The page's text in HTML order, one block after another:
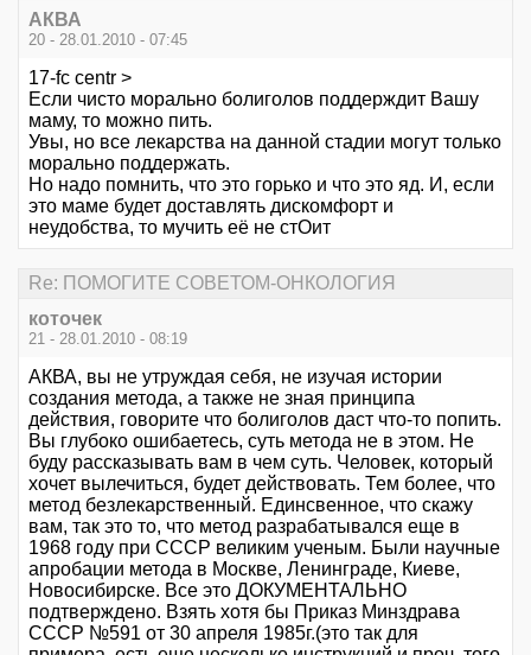
АКВА
20 - 28.01.2010 - 07:45
17-fc centr >
Если чисто морально болиголов поддерждит Вашу
маму, то можно пить.
Увы, но все лекарства на данной стадии могут только
морально поддержать.
Но надо помнить, что это горько и что это яд. И, если
это маме будет доставлять дискомфорт и
неудобства, то мучить её не стОит
Re: ПОМОГИТЕ СОВЕТОМ-ОНКОЛОГИЯ
коточек
21 - 28.01.2010 - 08:19
АКВА, вы не утруждая себя, не изучая истории
создания метода, а также не зная принципа
действия, говорите что болиголов даст что-то попить.
Вы глубоко ошибаетесь, суть метода не в этом. Не
буду рассказывать вам в чем суть. Человек, который
хочет вылечиться, будет действовать. Тем более, что
метод безлекарственный. Единсвенное, что скажу
вам, так это то, что метод разрабатывался еще в
1968 году при СССР великим ученым. Были научные
апробации метода в Москве, Ленинграде, Киеве,
Новосибирске. Все это ДОКУМЕНТАЛЬНО
подтверждено. Взять хотя бы Приказ Минздрава
СССР №591 от 30 апреля 1985г.(это так для